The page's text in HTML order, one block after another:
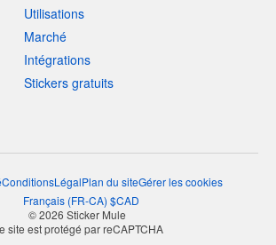
Utilisations
Marché
Intégrations
Stickers gratuits
ConditionsLégalPlan du siteGérer les cookies
Français(FR-CA) $CAD
© 2026 Sticker Mule
site est protégé par reCAPTCHA